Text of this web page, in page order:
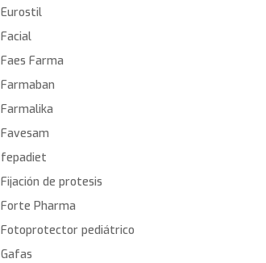
Eurostil
Facial
Faes Farma
Farmaban
Farmalika
Favesam
fepadiet
Fijación de protesis
Forte Pharma
Fotoprotector pediátrico
Gafas